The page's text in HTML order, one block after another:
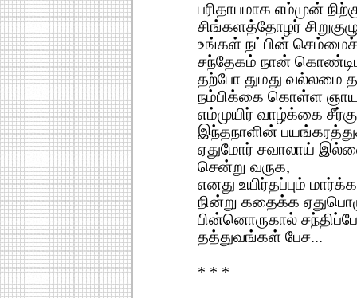
பரிதாபமாக எம்முன்
சிங்களத்தோழர்
உங்கள் நட்பின் செம்மைச்
சந்தேகம் நான்
தற்போ துமது வல்லமை
நம்பிக்கை கொள்ள
எம்முயிர் வாழ்க்கை
இந்தநாளின்
ஏதுமோர் சவாலாய்
சென்று வருக,
எனது உயிர்தப்பும்
நின்று கதைக்க
பின்னொருகால்
தத்துவங்கள் பேச...
* * *